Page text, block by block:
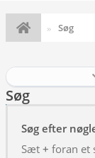
Søg
Søg
Søg efter
Sæt + foran et